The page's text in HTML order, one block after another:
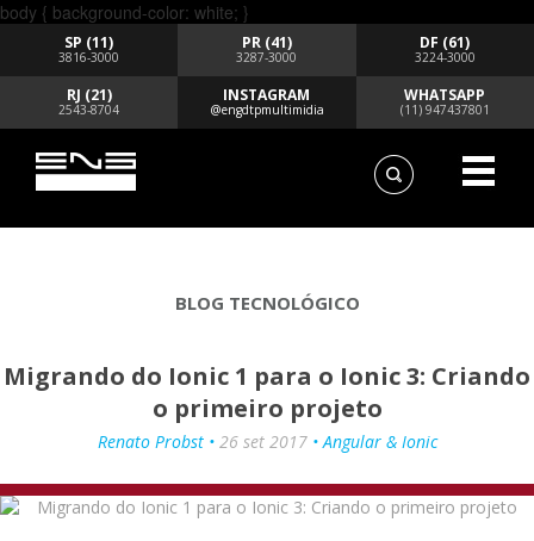
body { background-color: white; }
SP (11)
3816-3000
PR (41)
3287-3000
DF (61)
3224-3000
RJ (21)
2543-8704
INSTAGRAM
@engdtpmultimidia
WHATSAPP
(11) 947437801
BLOG TECNOLÓGICO
Migrando do Ionic 1 para o Ionic 3: Criando
o primeiro projeto
Renato Probst • 26 set 2017• Angular & Ionic